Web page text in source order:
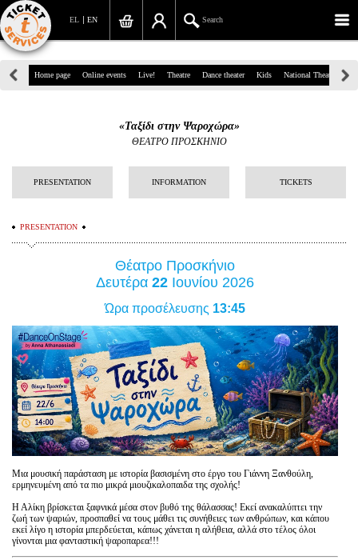
EN
EL Search
39, Panepistimiou Str, Athens
info@ticketservices.gr
Search
Sign up/Sign in
Search your order
Information
Είσοδος διαχειριστή
Home page Online events Live! Theatre Dance theater Kids National Theatre
«Ταξίδι στην Ψαροχώρα»
ΘΕΑΤΡΟ ΠΡΟΣΚΗΝΙΟ
PRESENTATION INFORMATION TICKETS
PRESENTATION
Θέατρο Προσκήνιο
Δευτέρα 22 Ιουνίου 2026
Ώρα προσέλευσης 13:45
Μια μουσική παράσταση με ιστορία βασισμένη στο έργο του Γιάννη Ξανθούλη,
ερμηνευμένη από τα πιο μικρά μιουζικαλοπαιδα της σχολής!
Η Αλίκη βρίσκεται ξαφνικά μέσα στον βυθό της θάλασσας! Εκεί ανακαλύπτει την
ζωή των ψαριών, προσπαθεί να τους μάθει τις συνήθειες των ανθρώπων, και κάπου
εκεί λίγο η ιστορία μπερδεύεται, κάπως χάνεται η αλήθεια, αλλά στο τέλος όλοι
γίνονται μια φανταστική ψαροπαρεα!!!